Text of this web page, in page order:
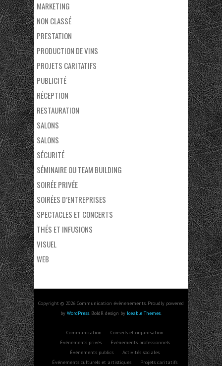
MARKETING
NON CLASSÉ
PRESTATION
PRODUCTION DE VINS
PROJETS CARITATIFS
PUBLICITÉ
RÉCEPTION
RESTAURATION
SALONS
SALONS
SÉCURITÉ
SÉMINAIRE OU TEAM BUILDING
SOIRÉE PRIVÉE
SOIRÉES D’ENTREPRISES
SPECTACLES ET CONCERTS
THÉS ET INFUSIONS
VISUEL
WEB
Copyright © 2026 Communication évènenements. Proudly powered
by WordPress. BoldR design by Iceable Themes.
Communication
Conseils et organisation
Événements privés
Événements professionnels
Événements publics
Activités sociales
Événements culturels et artistiques
Projets caritatifs